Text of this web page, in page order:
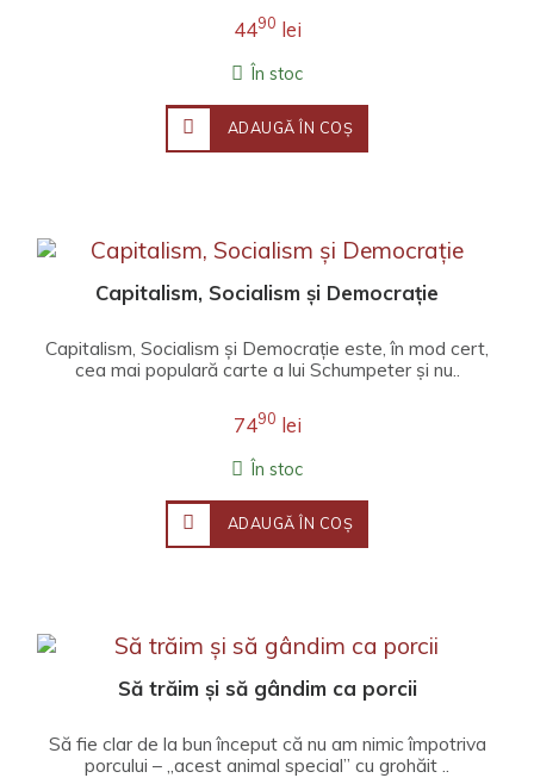
4490 lei
În stoc
ADAUGĂ ÎN COŞ
Capitalism, Socialism și Democrație
Capitalism, Socialism și Democrație este, în mod cert,
cea mai populară carte a lui Schumpeter și nu..
7490 lei
În stoc
ADAUGĂ ÎN COŞ
Să trăim și să gândim ca porcii
Să fie clar de la bun început că nu am nimic împotriva
porcului – „acest animal special” cu grohăit ..